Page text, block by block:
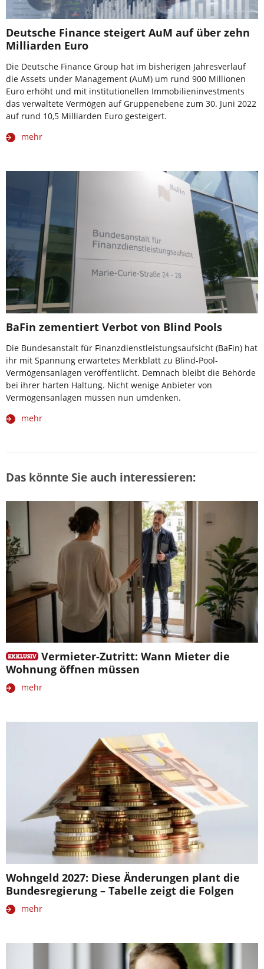
Deutsche Finance steigert AuM auf über zehn
Milliarden Euro
Die Deutsche Finance Group hat im bisherigen Jahresverlauf
die Assets under Management (AuM) um rund 900 Millionen
Euro erhöht und mit institutionellen Immobilieninvestments
das verwaltete Vermögen auf Gruppenebene zum 30. Juni 2022
auf rund 10,5 Milliarden Euro gesteigert.
mehr
BaFin zementiert Verbot von Blind Pools
Die Bundesanstalt für Finanzdienstleistungsaufsicht (BaFin) hat
ihr mit Spannung erwartetes Merkblatt zu Blind-Pool-
Vermögensanlagen veröffentlicht. Demnach bleibt die Behörde
bei ihrer harten Haltung. Nicht wenige Anbieter von
Vermögensanlagen müssen nun umdenken.
mehr
Das könnte Sie auch interessieren:
Vermieter-Zutritt: Wann Mieter die
Wohnung öffnen müssen
mehr
Wohngeld 2027: Diese Änderungen plant die
Bundesregierung – Tabelle zeigt die Folgen
mehr